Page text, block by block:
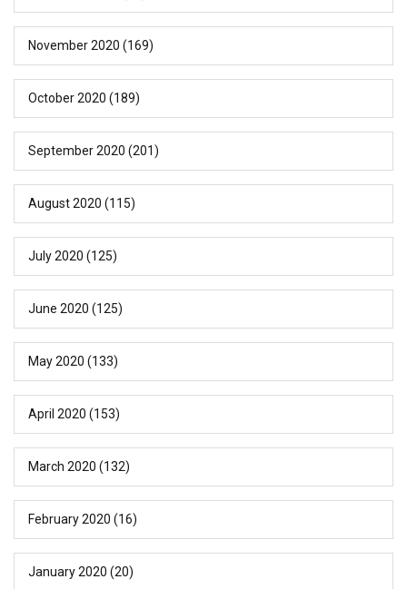
November 2020 (169)
October 2020 (189)
September 2020 (201)
August 2020 (115)
July 2020 (125)
June 2020 (125)
May 2020 (133)
April 2020 (153)
March 2020 (132)
February 2020 (16)
January 2020 (20)